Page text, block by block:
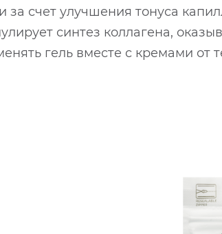
счет улучшения тонуса
синтез коллагена,
гель вместе с кремами от